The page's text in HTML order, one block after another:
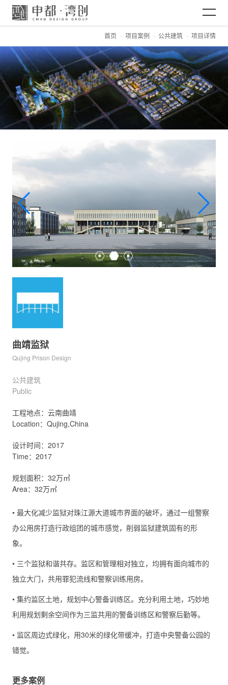
网站首页
关于CMAD
项目案例
首页 项目案例 公共建筑 项目详情
曲靖监狱
Qujing Prison Design
公共建筑
Public
工程地点：云南曲靖
Location：Qujing,China
设计时间：2017
Time：2017
规划面积：32万㎡
Area：32万㎡
• 最大化减少监狱对珠江源大道城市界面的破坏，通过一组警察
办公用房打造行政组团的城市感觉，削弱监狱建筑固有的形
象。
• 三个监狱和谐共存。监区和管理相对独立，均拥有面向城市的
独立大门，共用罪犯流线和警察训练用房。
• 集约监区土地，规划中心警备训练区。充分利用土地，巧妙地
利用规划剩余空间作为三监共用的警备训练区和警察后勤等。
• 监区周边式绿化，用30米的绿化带缓冲，打造中央警备公园的
错觉。
更多案例